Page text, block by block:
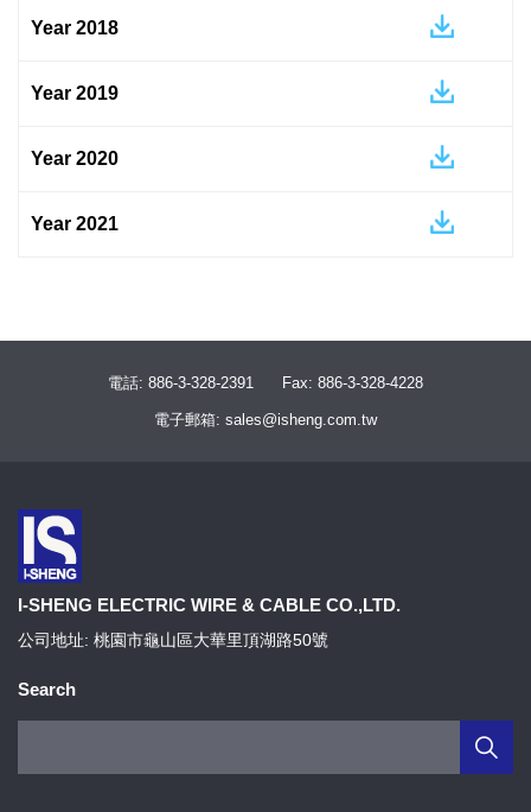
Year 2018
Year 2019
Year 2020
Year 2021
電話: 886-3-328-2391 Fax: 886-3-328-4228
電子郵箱: sales@isheng.com.tw
I-SHENG ELECTRIC WIRE & CABLE CO.,LTD.
公司地址: 桃園市龜山區大華里頂湖路50號
Search